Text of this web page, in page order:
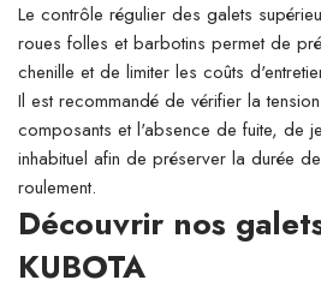
Le contrôle régulier des galets
roues folles et barbotins permet de
chenille et de limiter les coûts
Il est recommandé de vérifier la
composants et l'absence de fuite, de
inhabituel afin de préserver la durée
roulement.
Découvrir nos
KUBOTA